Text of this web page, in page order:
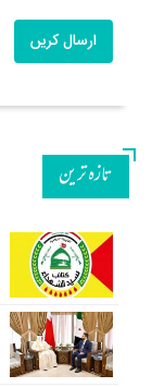
ارسال کریں
تازه ترین